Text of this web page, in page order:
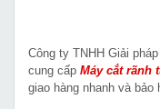
Công ty TNHH Giải
cung cấp Máy cắt rãnh
giao hàng nhanh và bảo